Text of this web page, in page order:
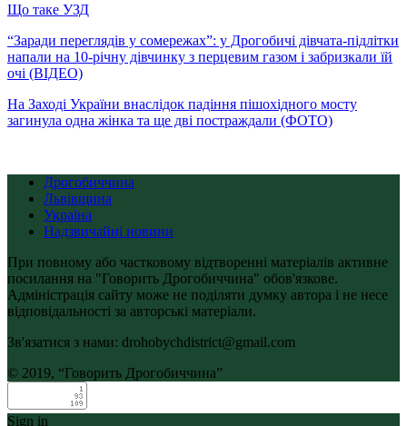
Що таке УЗД
“Заради переглядів у сомережах”: у Дрогобичі дівчата-підлітки
напали на 10-річну дівчинку з перцевим газом і забризкали їй
очі (ВІДЕО)
На Заході України внаслідок падіння пішохідного мосту
загинула одна жінка та ще дві постраждали (ФОТО)
Дрогобиччина
Львівщина
Україна
Надзвичайні новини
При повному або частковому відтворенні матеріалів активне
посилання на "Говорить Дрогобиччина" обов'язкове.
Адміністрація сайту може не поділяти думку автора і не несе
відповідальності за авторські матеріали.
Зв'язатися з нами: drohobychdistrict@gmail.com
© 2019, “Говорить Дрогобиччина”
Sign in